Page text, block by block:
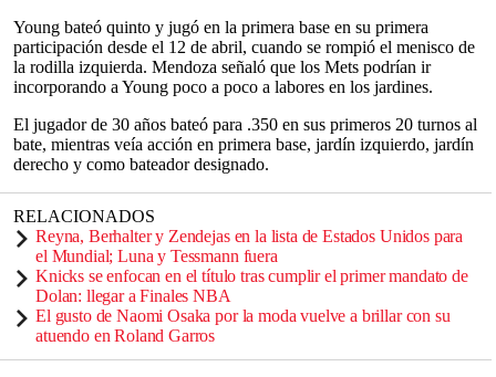
Young bateó quinto y jugó en la primera base en su primera
participación desde el 12 de abril, cuando se rompió el menisco de
la rodilla izquierda. Mendoza señaló que los Mets podrían ir
incorporando a Young poco a poco a labores en los jardines.
El jugador de 30 años bateó para .350 en sus primeros 20 turnos al
bate, mientras veía acción en primera base, jardín izquierdo, jardín
derecho y como bateador designado.
RELACIONADOS
Reyna, Berhalter y Zendejas en la lista de Estados Unidos para
el Mundial; Luna y Tessmann fuera
Knicks se enfocan en el título tras cumplir el primer mandato de
Dolan: llegar a Finales NBA
El gusto de Naomi Osaka por la moda vuelve a brillar con su
atuendo en Roland Garros